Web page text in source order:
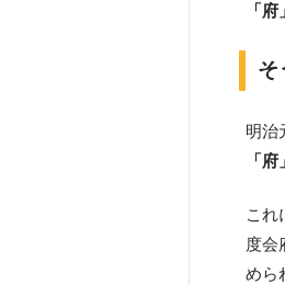
「
そ
明治
「
これ
度会
めら